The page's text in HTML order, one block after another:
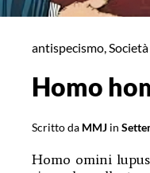
antispecismo,Società
Homo
Scritto da MMJ in
Homo omini lupus